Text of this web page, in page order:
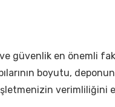
ve güvenlik en önemli
boyutu,
işletmenizin verimliliğini